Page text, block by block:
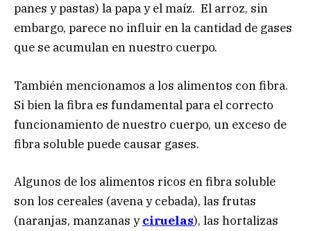
panes y pastas) la papa y el maíz. El arroz, sin
embargo, parece no influir en la cantidad de gases
que se acumulan en nuestro cuerpo.
También mencionamos a los alimentos con fibra.
Si bien la fibra es fundamental para el correcto
funcionamiento de nuestro cuerpo, un exceso de
fibra soluble puede causar gases.
Algunos de los alimentos ricos en fibra soluble
son los cereales (avena y cebada), las frutas
(naranjas, manzanas yciruelas), las hortalizas